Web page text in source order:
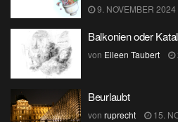
9. NOVEMBER 2024
Balkonien oder
von Eileen Taubert
Beurlaubt
von ruprecht 15.